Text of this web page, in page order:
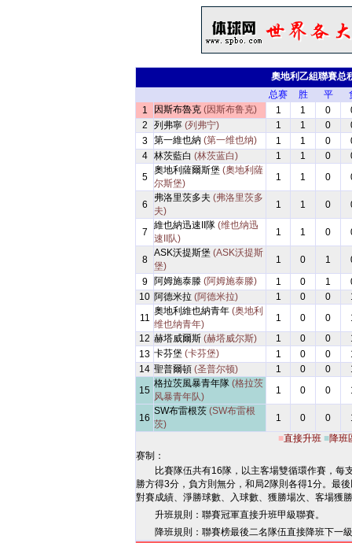
奧地利乙組聯賽总
总赛
胜 平
1
因斯布魯克 (因斯布鲁克) 1 1 0
2
列弗寧 (列弗宁) 1 1 0
3
第一維也納 (第一维也纳) 1 1 0
4
林茨藍白 (林茨蓝白) 1 1 0
5
奧地利薩爾斯堡 (奧地利薩
尔斯堡)
1 1 0
6
弗洛里茨多夫 (弗洛里茨多
夫)
1 1 0
7
維也納迅速II隊 (维也纳迅
速II队)
1 1 0
8
ASK沃提斯堡 (ASK沃提斯
堡)
1 0 1
9
阿姆施泰滕 (阿姆施泰滕) 1 0 1
10 阿德米拉 (阿德米拉) 1 0 0
11
奧地利維也納青年 (奥地利
维也纳青年)
1 0 0
12 赫塔威爾斯 (赫塔威尔斯) 1 0 0
13 卡芬堡 (卡芬堡) 1 0 0
14 聖普爾頓 (圣普尔顿) 1 0 0
15
格拉茨風暴青年隊 (格拉茨
风暴青年队)
1 0 0
16
SW布雷根茨 (SW布雷根
茨)
1 0 0
■直接升班 ■降班
赛制：
比賽隊伍共有16隊，以主客場雙循環作賽，每
勝方得3分，負方則無分，和局2隊則各得1分。最
對賽成績、淨勝球數、入球數、獲勝場次、客場獲
升班規則：聯賽冠軍直接升班甲級聯賽。
降班規則：聯賽榜最後二名隊伍直接降班下一